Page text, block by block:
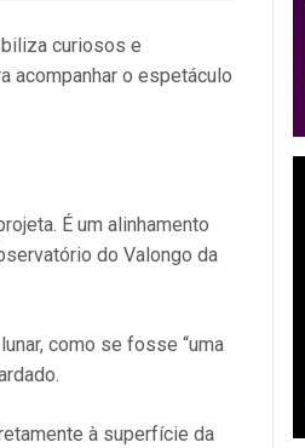
curiosos e
acompanhar o espetáculo
É um alinhamento
do Valongo da
como se fosse “uma
à superfície da